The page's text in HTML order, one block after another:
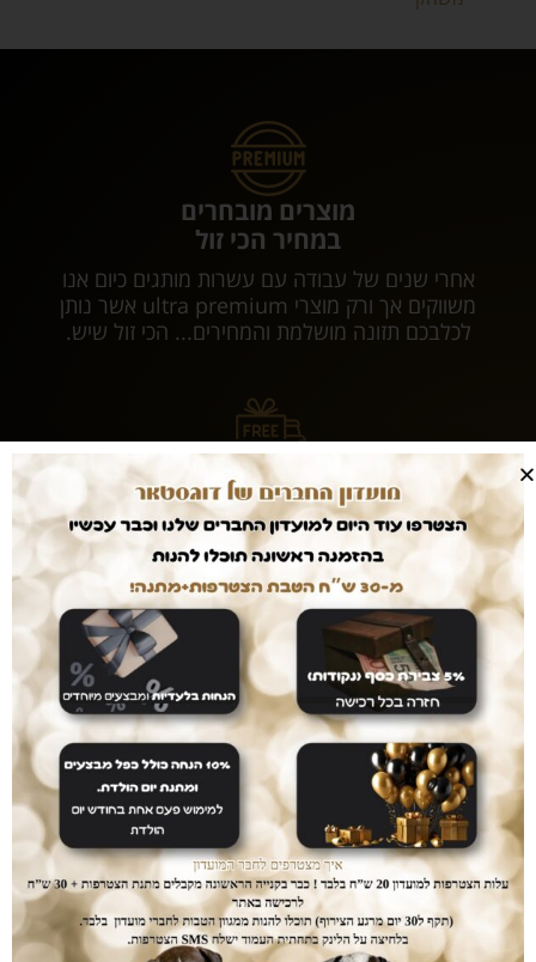
מוצרים מובחרים
במחיר הכי זול
אחרי שנים של עבודה עם עשרות מותגים כיום אנו
משווקים אך ורק מוצרי ultra premium אשר נותן
לכלבכם תזונה מושלמת והמחירים... הכי זול שיש.
עושים לכם חיים קלים
המשלוחים עלינו
עם dogstar אין צורך לצאת מהבית. המשלוח יגיע
אליכם עד הבית ללא עלות נוספת.
דואגים לבטחון שלכם
רכישה בטוחה
ממשק הזמנות מאובטח ונגיש אשר יחסוך לכם זמן יקר
בהזמנת המוצרים.